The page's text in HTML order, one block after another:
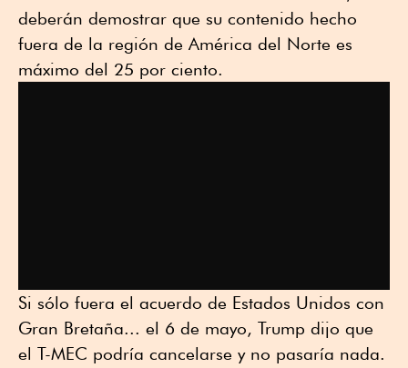
deberán demostrar que su contenido hecho
fuera de la región de América del Norte es
máximo del 25 por ciento.
Si sólo fuera el acuerdo de Estados Unidos con
Gran Bretaña... el 6 de mayo, Trump dijo que
el T-MEC podría cancelarse y no pasaría nada.